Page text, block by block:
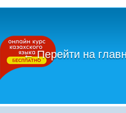
←Перейти на